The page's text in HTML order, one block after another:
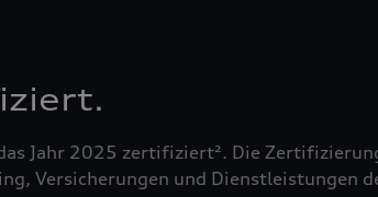
Jahr 2025 zertifiziert². Die
Versicherungen und Dienstleistungen